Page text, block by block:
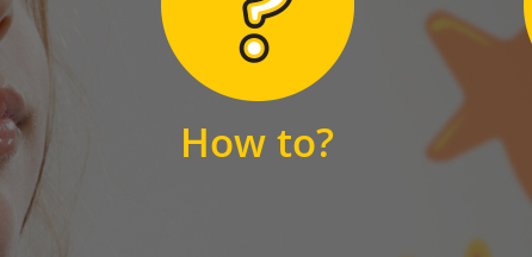
How to?
Hier finden Sie